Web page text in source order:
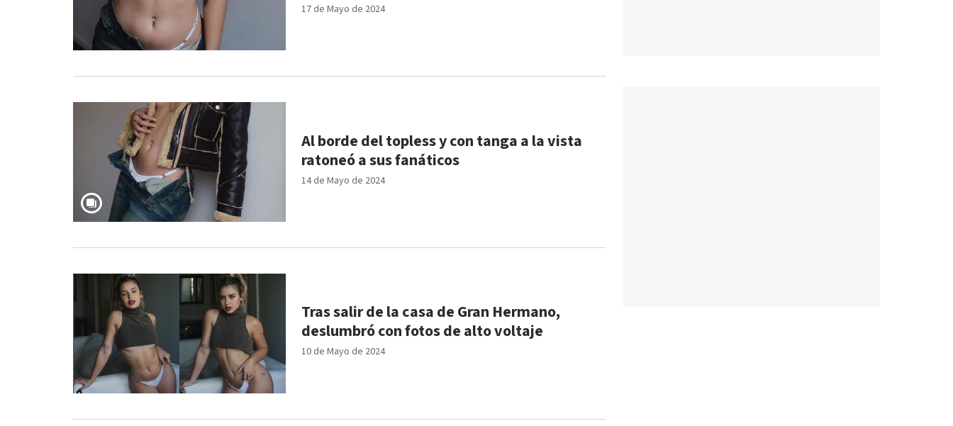
17 de Mayo de 2024
14 de Mayo de 2024
Al borde del topless y con tanga a la vista
ratoneó a sus fanáticos
10 de Mayo de 2024
Tras salir de la casa de Gran Hermano,
deslumbró con fotos de alto voltaje